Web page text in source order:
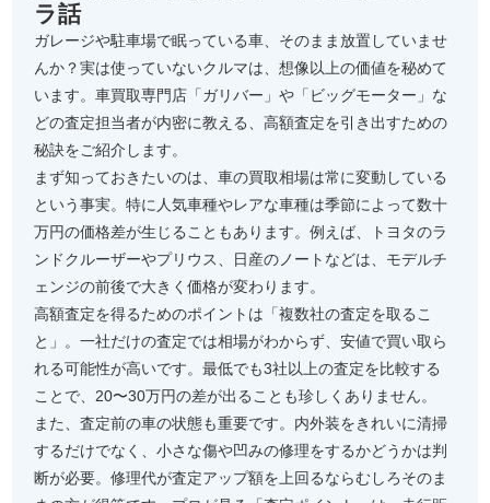
ラ話
ガレージや駐車場で眠っている車、そのまま放置していませ
んか？実は使っていないクルマは、想像以上の価値を秘めて
います。車買取専門店「ガリバー」や「ビッグモーター」な
どの査定担当者が内密に教える、高額査定を引き出すための
秘訣をご紹介します。
まず知っておきたいのは、車の買取相場は常に変動している
という事実。特に人気車種やレアな車種は季節によって数十
万円の価格差が生じることもあります。例えば、トヨタのラ
ンドクルーザーやプリウス、日産のノートなどは、モデルチ
ェンジの前後で大きく価格が変わります。
高額査定を得るためのポイントは「複数社の査定を取るこ
と」。一社だけの査定では相場がわからず、安値で買い取ら
れる可能性が高いです。最低でも3社以上の査定を比較する
ことで、20〜30万円の差が出ることも珍しくありません。
また、査定前の車の状態も重要です。内外装をきれいに清掃
するだけでなく、小さな傷や凹みの修理をするかどうかは判
断が必要。修理代が査定アップ額を上回るならむしろそのま